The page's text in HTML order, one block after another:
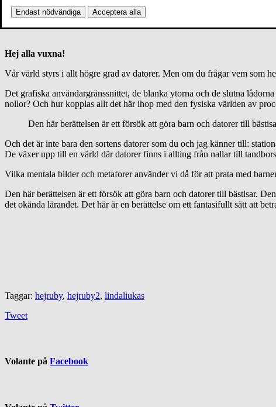
Hej alla vuxna!
Vår värld styrs i allt högre grad av datorer. Men om du frågar vem som
Det grafiska användargränssnittet, de blanka ytorna och de slutna
nollor? Och hur kopplas allt det här ihop med den fysiska världen av
Den här berättelsen är ett försök att göra barn och datorer till
Och det är inte bara den sortens datorer som du och jag känner till:
De växer upp till en värld där datorer finns i allting från nallar till
Vilka mentala bilder och metaforer använder vi då för att prata med
Den här berättelsen är ett försök att göra barn och datorer till bästisar.
det okända lärandet. Det här är en berättelse om ett fantasifullt sätt att
Taggar: hejruby, hejruby2, lindaliukas
Tweet
Volante på Facebook
Endast nödvändiga Acceptera alla